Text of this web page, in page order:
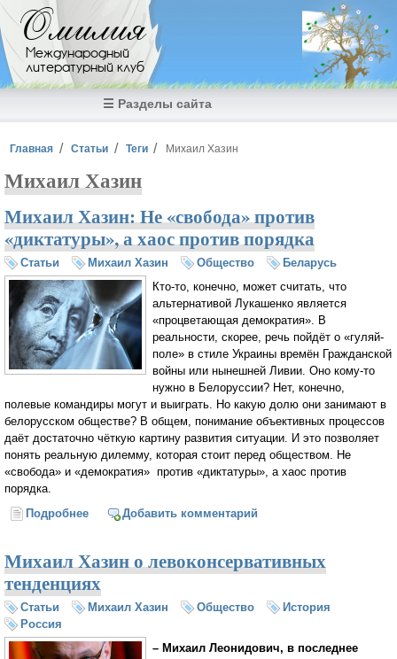
Перейти к основному содержанию
Омилия
Международный
литературный клуб
☰ Разделы сайта
Вы здесь
Главная Статьи Теги Михаил Хазин
Михаил Хазин
Михаил Хазин: Не «свобода» против
«диктатуры», а хаос против порядка
Статьи Михаил Хазин Общество
Беларусь
Кто-то, конечно, может считать, что
альтернативой Лукашенко является
«процветающая демократия». В
реальности, скорее, речь пойдёт о «гуляй-
поле» в стиле Украины времён Гражданской
войны или нынешней Ливии. Оно кому-то
нужно в Белоруссии? Нет, конечно,
полевые командиры могут и выиграть. Но какую долю они занимают в
белорусском обществе? В общем, понимание объективных процессов
даёт достаточно чёткую картину развития ситуации. И это позволяет
понять реальную дилемму, которая стоит перед обществом. Не
«свобода» и «демократия» против «диктатуры», а хаос против
порядка.
Подробнее о Михаил Хазин: Не «свобода» против «диктатуры»,
Добавить комментарий
Михаил Хазин о левоконсервативных
тенденциях
Статьи Михаил Хазин Общество
История
Россия
– Михаил Леонидович, в последнее